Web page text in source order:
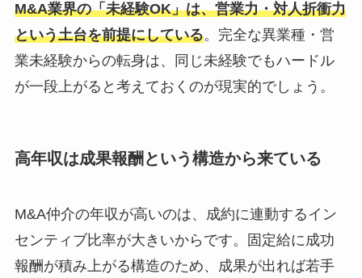
M&A業界の「未経験OK」は、営業力・対人折衝力
という土台を前提にしている。完全な異業種・営
業未経験からの転身は、同じ未経験でもハードル
が一段上がると考えておくのが現実的でしょう。
高年収は成果報酬という構造から来ている
M&A仲介の年収が高いのは、成約に連動するイン
センティブ比率が大きいからです。固定給に成功
報酬が積み上がる構造のため、成果が出れば若手